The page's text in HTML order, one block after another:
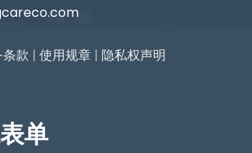
款 | 使用规章 | 隐私权声明
单